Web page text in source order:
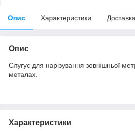
Опис Характеристики Доставка
Опис
Слугує для нарізування зовнішньої
металах.
Характеристики